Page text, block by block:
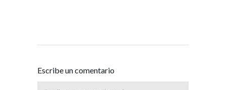
Escribe un comentario